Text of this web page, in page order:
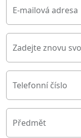
E-mailová adresa
Zadejte znovu
Telefonní číslo
Předmět